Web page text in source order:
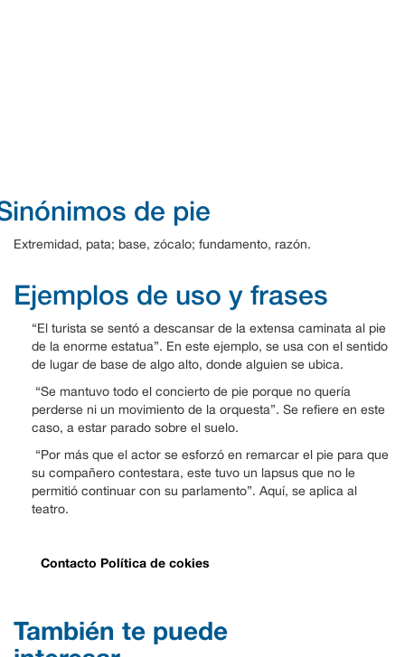
de pie
Extremidad, pata; base, zócalo; fundamento, razón.
Ejemplos de uso y frases
“El turista se sentó a descansar de la extensa caminata al pie
de la enorme estatua”. En este ejemplo, se usa con el sentido
de lugar de base de algo alto, donde alguien se ubica.
“Se mantuvo todo el concierto de pie porque no quería
perderse ni un movimiento de la orquesta”. Se refiere en este
caso, a estar parado sobre el suelo.
“Por más que el actor se esforzó en remarcar el pie para que
su compañero contestara, este tuvo un lapsus que no le
permitió continuar con su parlamento”. Aquí, se aplica al
teatro.
Contacto Política de cokies
También te puede